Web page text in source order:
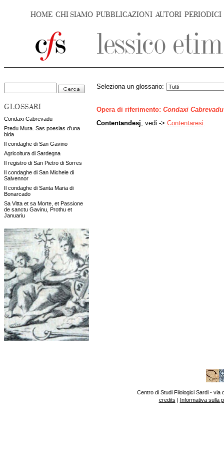
HOME CHI SIAMO PUBBLICAZIONI AUTORI PERIODICI
GLOSSARI
Condaxi Cabrevadu
Predu Mura. Sas poesias d'una
bida
Il condaghe di San Gavino
Agricoltura di Sardegna
Il registro di San Pietro di Sorres
Il condaghe di San Michele di
Salvennor
Il condaghe di Santa Maria di
Bonarcado
Sa Vitta et sa Morte, et Passione
de sanctu Gavinu, Prothu et
Januariu
Seleziona un glossario:
Opera di riferimento: Condaxi Cabrevadu
Contentandesj , vedi -> Contentaresi
Centro di Studi Filologici Sardi - via
credits | Informativa sulla